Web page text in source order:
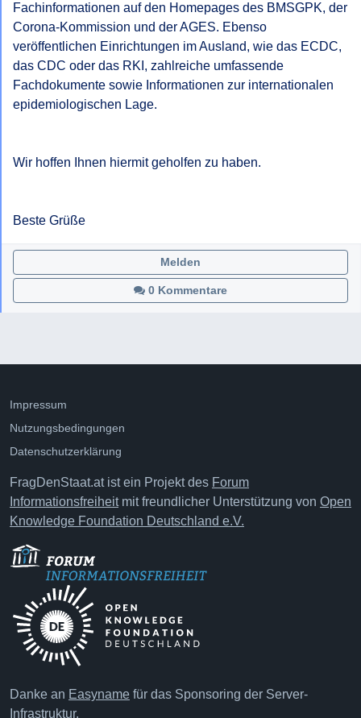
Fachinformationen auf den Homepages des BMSGPK, der
Corona-Kommission und der AGES. Ebenso
veröffentlichen Einrichtungen im Ausland, wie das ECDC,
das CDC oder das RKI, zahlreiche umfassende
Fachdokumente sowie Informationen zur internationalen
epidemiologischen Lage.
Wir hoffen Ihnen hiermit geholfen zu haben.
Beste Grüße
0 Kommentare
Melden
Impressum
Nutzungsbedingungen
Datenschutzerklärung
FragDenStaat.at ist ein Projekt des Forum
Informationsfreiheitmit freundlicher Unterstützung von Open
Knowledge Foundation Deutschland e.V.
Danke an Easyname für das Sponsoring der Server-
Infrastruktur.